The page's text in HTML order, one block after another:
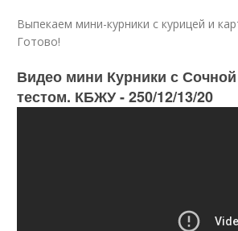
Выпекаем мини-курники с курицей и
Готово!
Видео мини Курники с
тестом. КБЖУ - 250/12/13/20